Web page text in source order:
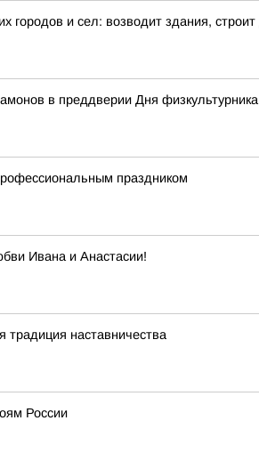
городов и сел: возводит здания,
в преддверии Дня
праздником
Ивана и Анастасии!
наставничества
России